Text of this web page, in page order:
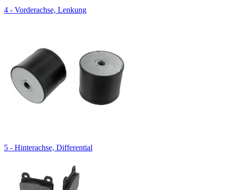
4 - Vorderachse, Lenkung
5 - Hinterachse, Differential